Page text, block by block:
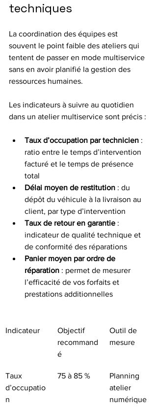
techniques
La coordination des équipes est
souvent le point faible des ateliers qui
tentent de passer en mode multiservice
sans en avoir planifié la gestion des
ressources humaines.
Les indicateurs à suivre au quotidien
dans un atelier multiservice sont précis :
Taux d’occupation par technicien :
ratio entre le temps d’intervention
facturé et le temps de présence
total
Délai moyen de restitution : du
dépôt du véhicule à la livraison au
client, par type d’intervention
Taux de retour en garantie :
indicateur de qualité technique et
de conformité des réparations
Panier moyen par ordre de
réparation : permet de mesurer
l’efficacité de vos forfaits et
prestations additionnelles
Indicateur
Objectif
recommand
é
Outil de
mesure
Taux
d’occupatio
n
75 à 85 %
Planning
atelier
numérique